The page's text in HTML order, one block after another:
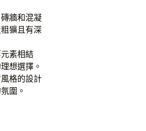
牆和混凝
獷且有深
素相結
想選擇。
格的設計
圍。